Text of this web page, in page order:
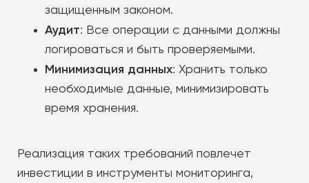
защищенным законом.
Аудит: Все операции с данными должны
логироваться и быть проверяемыми.
Минимизация данных: Хранить только
необходимые данные, минимизировать
время хранения.
Реализация таких требований повлечет
инвестиции в инструменты мониторинга,